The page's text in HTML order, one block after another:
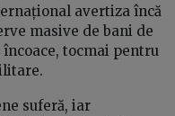
avertiza încă
masive de bani de
tocmai pentru
suferă, iar